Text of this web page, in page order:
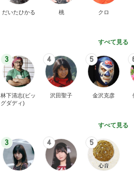
だいたひかる 桃 クロ
すべて見る
3
林下清志(ビッ
グダディ)
4
沢田聖子
5
金沢克彦
すべて見る
3 4 5